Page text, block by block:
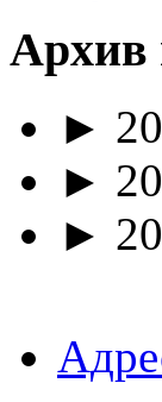
Архив
►
►
►